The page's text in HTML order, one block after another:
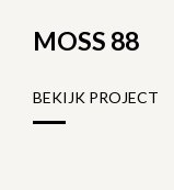
MOSS 88
BEKIJK PROJECT